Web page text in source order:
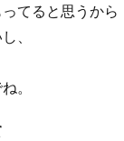
てると思うから
、
。